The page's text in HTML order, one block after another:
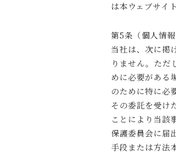
は本ウェブサイ
第5条（個人情報
当社は、次に掲
りません。ただ
めに必要がある
のために特に必
その委託を受け
ことにより当該
保護委員会に届
手段または方法